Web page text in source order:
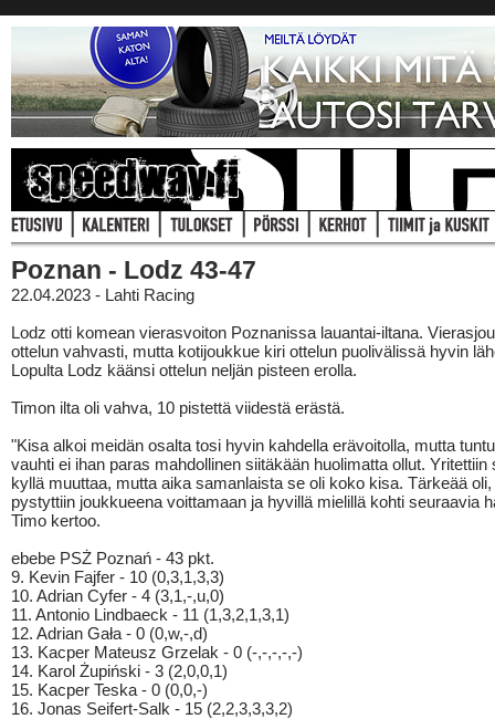
Poznan - Lodz 43-47
22.04.2023 - Lahti Racing
Lodz otti komean vierasvoiton Poznanissa lauantai-iltana.
ottelun vahvasti, mutta kotijoukkue kiri ottelun puolivälissä hyvin
Lopulta Lodz käänsi ottelun neljän pisteen erolla.
Timon ilta oli vahva, 10 pistettä viidestä erästä.
"Kisa alkoi meidän osalta tosi hyvin kahdella erävoitolla, mutta
vauhti ei ihan paras mahdollinen siitäkään huolimatta ollut. Yritettiin
kyllä muuttaa, mutta aika samanlaista se oli koko kisa. Tärkeää oli,
pystyttiin joukkueena voittamaan ja hyvillä mielillä kohti seuraavia
Timo kertoo.
ebebe PSŻ Poznań - 43 pkt.
9. Kevin Fajfer - 10 (0,3,1,3,3)
10. Adrian Cyfer - 4 (3,1,-,u,0)
11. Antonio Lindbaeck - 11 (1,3,2,1,3,1)
12. Adrian Gała - 0 (0,w,-,d)
13. Kacper Mateusz Grzelak - 0 (-,-,-,-,-)
14. Karol Żupiński - 3 (2,0,0,1)
15. Kacper Teska - 0 (0,0,-)
16. Jonas Seifert-Salk - 15 (2,2,3,3,3,2)